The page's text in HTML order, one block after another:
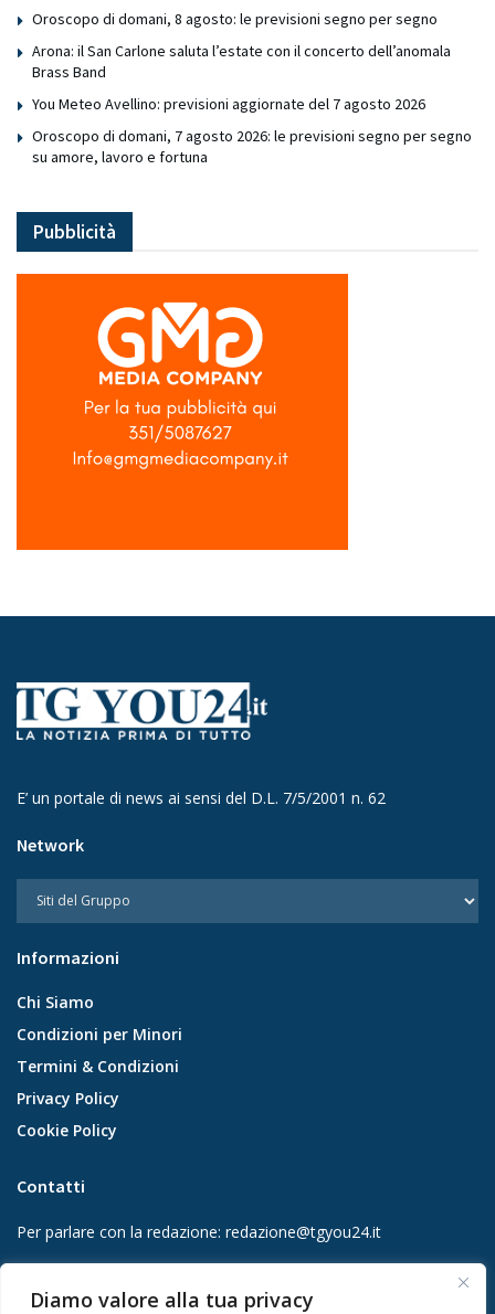
Diamo valore alla tua privacy
Oroscopo di domani, 8 agosto: le previsioni segno per segno
Arona: il San Carlone saluta l’estate con il concerto dell’anomala
Brass Band
You Meteo Avellino: previsioni aggiornate del 7 agosto 2026
Oroscopo di domani, 7 agosto 2026: le previsioni segno per segno
su amore, lavoro e fortuna
Pubblicità
E’ un portale di news ai sensi del D.L. 7/5/2001 n. 62
Network
Informazioni
Chi Siamo
Condizioni per Minori
Termini & Condizioni
Privacy Policy
Cookie Policy
Contatti
Per parlare con la redazione: redazione@tgyou24.it